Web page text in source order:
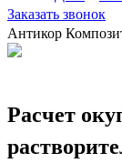
Заказать звонок
Антикор
Расчет